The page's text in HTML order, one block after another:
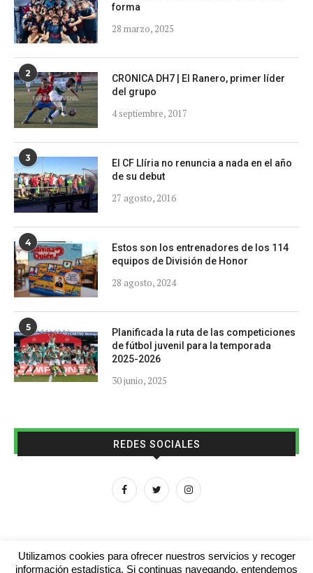
forma
28 marzo, 2025
2
CRONICA DH7 | El Ranero, primer líder
del grupo
4 septiembre, 2017
3
El CF Llíria no renuncia a nada en el año
de su debut
27 agosto, 2016
4
Estos son los entrenadores de los 114
equipos de División de Honor
28 agosto, 2024
5
Planificada la ruta de las competiciones
de fútbol juvenil para la temporada
2025-2026
30 junio, 2025
REDES SOCIALES
Utilizamos cookies para ofrecer nuestros servicios y recoger
información estadística. Si continuas navegando, entendemos